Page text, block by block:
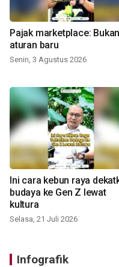
Pajak marketplace: Bukan
aturan baru
Senin, 3 Agustus 2026
Ini cara kebun raya
budaya ke Gen Z lewat
kultura
Selasa, 21 Juli 2026
Infografik